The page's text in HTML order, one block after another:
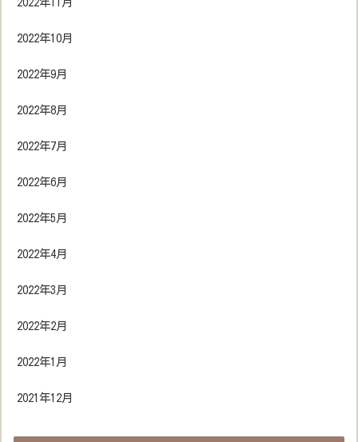
2022年10月
2022年9月
2022年8月
2022年7月
2022年6月
2022年5月
2022年4月
2022年3月
2022年2月
2022年1月
2021年12月